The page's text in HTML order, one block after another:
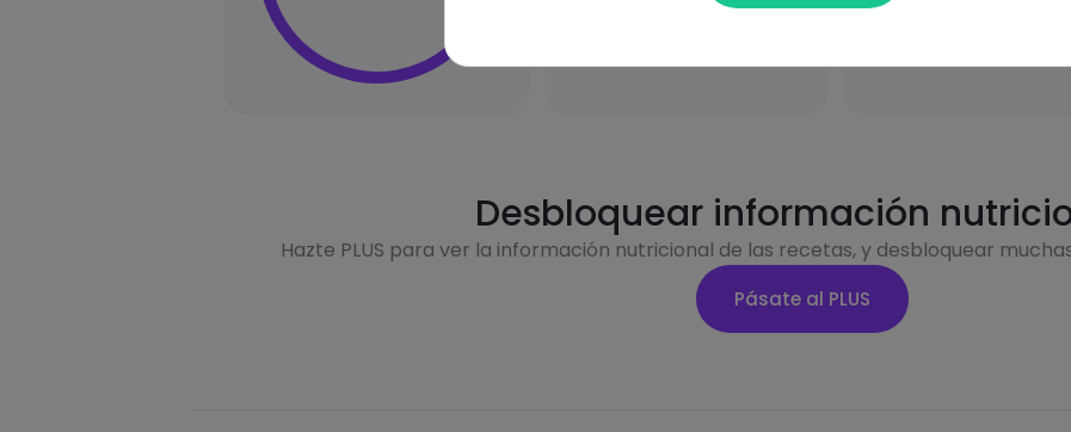
Desbloquear información
Hazte PLUS para ver la información nutricional de las recetas, y desbloquear
Pásate al PLUS